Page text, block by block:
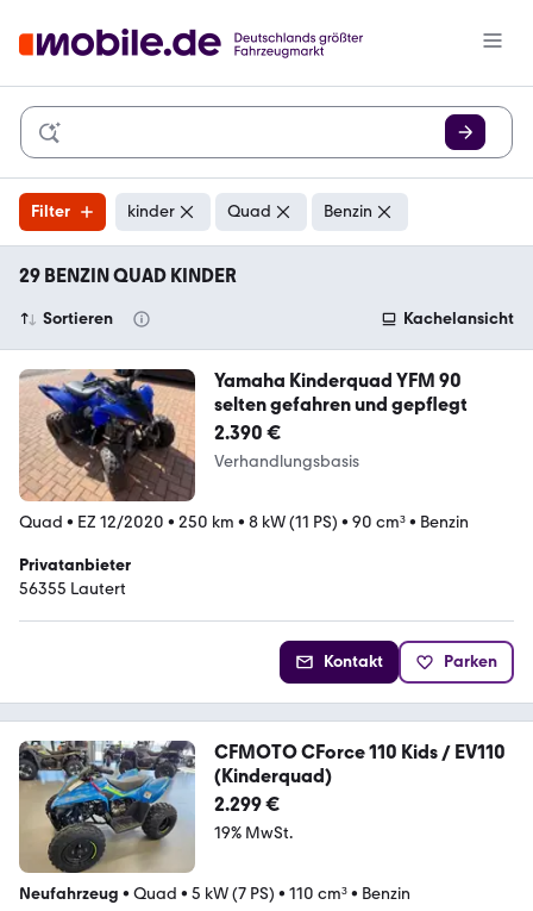
Filter kinder Quad Benzin
29 BENZIN QUAD KINDER
Sortieren Kachelansicht
Yamaha Kinderquad YFM 90
selten gefahren und gepflegt
2.390 €
Verhandlungsbasis
Quad • EZ 12/2020 • 250 km • 8 kW (11 PS) • 90 cm³• Benzin
Privatanbieter
56355 Lautert
Kontakt Parken
CFMOTO CForce 110 Kids / EV110
(Kinderquad)
2.299 €
19% MwSt.
Neufahrzeug • Quad • 5 kW (7 PS) • 110 cm³• Benzin